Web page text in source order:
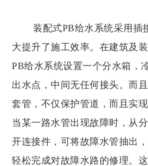
装配式PB给水系统采用插
大提升了施工效率。在建筑及
PB给水系统设置一个分水箱，
出水点，中间无任何接头。而
套管，不仅保护管道，而且实
当某一路水管出现故障时，从
开连接件，可将故障水管抽出
轻松完成对故障水路的修理。